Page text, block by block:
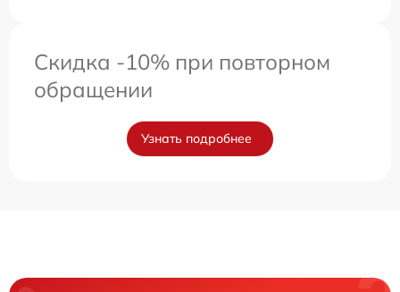
Скидка -10% при повторном
обращении
Узнать подробнее